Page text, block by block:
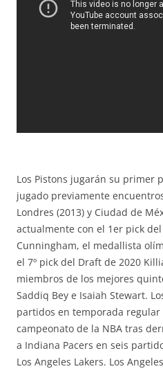
Los Pistons jugarán su primer
jugado previamente
Londres (2013) y Ciudad de
actualmente con el 1er pick
Cunningham, el medallista
el 7º pick del Draft de 2020
miembros de los mejores
Saddiq Bey e Isaiah Stewart.
partidos en temporada
campeonato de la NBA tras
a Indiana Pacers en seis
Los Angeles Lakers. Los